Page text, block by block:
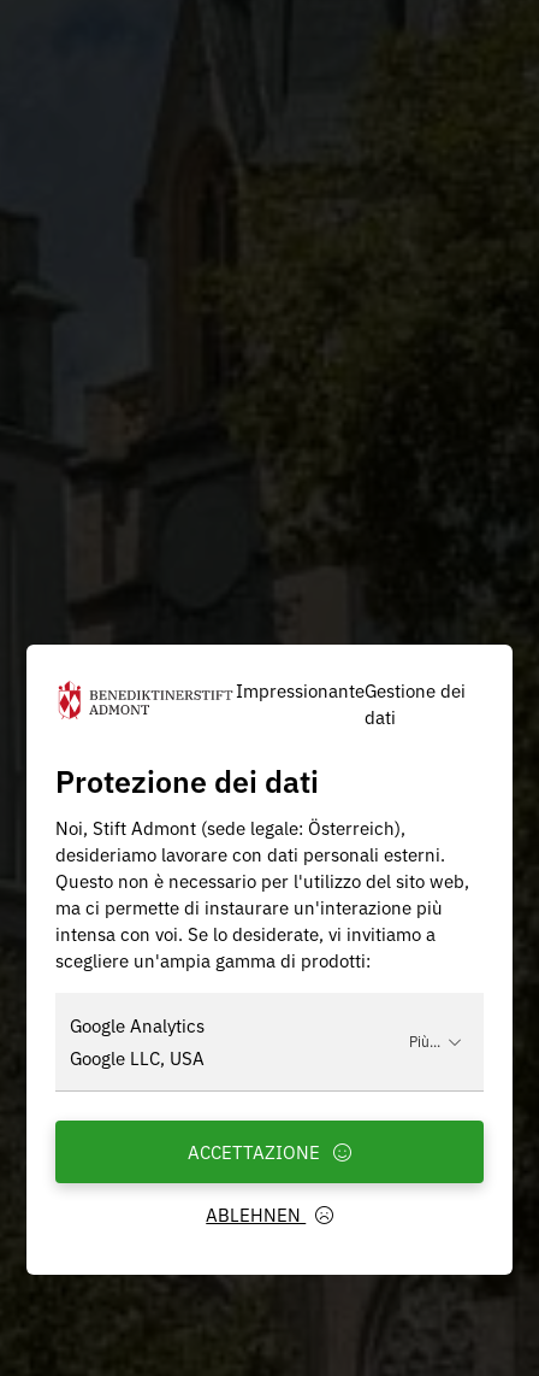
ImpressionanteGestione dei
dati
Protezione dei dati
Noi, Stift Admont (sede legale: Österreich),
desideriamo lavorare con dati personali esterni.
Questo non è necessario per l'utilizzo del sito web,
ma ci permette di instaurare un'interazione più
intensa con voi. Se lo desiderate, vi invitiamo a
scegliere un'ampia gamma di prodotti:
Google Analytics
Google LLC, USA
Più...
ABLEHNEN
ACCETTAZIONE